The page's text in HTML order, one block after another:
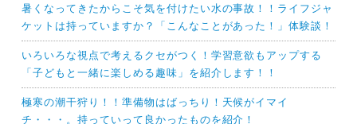
暑くなってきたからこそ気を付けたい水の事故！！ライフジャ
ケットは持っていますか？「こんなことがあった！」体験談！
いろいろな視点で考えるクセがつく！学習意欲もアップする
「子どもと一緒に楽しめる趣味」を紹介します！！
極寒の潮干狩り！！準備物はばっちり！天候がイマイ
チ・・・。持っていって良かったものを紹介！